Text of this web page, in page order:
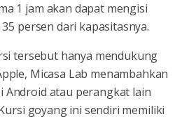
1 jam akan dapat mengisi
persen dari kapasitasnya.
tersebut hanya mendukung
Micasa Lab menambahkan
Android atau perangkat lain
goyang ini sendiri memiliki